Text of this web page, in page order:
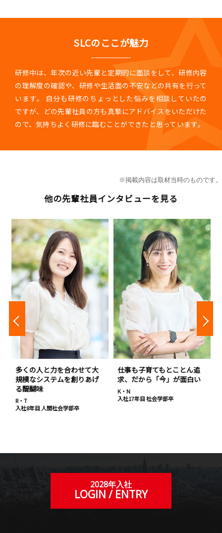
SLCのここが魅力
研修中は、年次の近い先輩と定期的に面談をして、研修内容
の理解度の確認や、研修や生活面の不安などの共有を行って
います。 自分も研修のちょっとした悩みを相談していたの
ですが、どの先輩社員の方も真摯にアドバイスをいただけた
ので、気持ちよく研修に臨むことができたと思っています。
※掲載内容は取材当時のものです。
他の先輩社員インタビューを見る
多くの人と力を合わせて大
規模なシステムを創りあげ
る醍醐味
R・T
入社8年目 人間社会学部卒
仕事も子育てもとことん追
求、だから「今」が面白い
K・N
入社17年目 社会学部卒
2028年入社